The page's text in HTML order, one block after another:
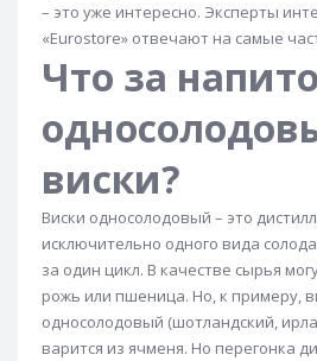
Виски Canadian Club
Виски
Виски Caol Ila
Виски Chivas Regal
Виски
Виски Chivas Regal 18 лет
Виски Chivas Regal 21 год
Виски Chivas Regal 25 лет
Виски Clontarf
Виски
Виски Cragganmore 12 лет
– это уже интересно. Эксперты
«Eurostore» отвечают на самые
Что за
виски?
Виски односолодовый – это
исключительно одного вида
за один цикл. В качестве сырья
рожь или пшеница. Но, к примеру,
односолодовый (шотландский,
варится из ячменя. Но перегонка